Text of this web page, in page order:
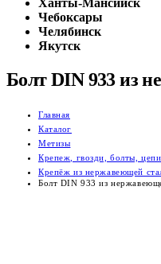
Чебоксары
Челябинск
Якутск
Болт DIN 933 из
Главная
Каталог
Метизы
Крепеж, гвозди, болты, цепи
Крепёж из нержавеющей
Болт DIN 933 из